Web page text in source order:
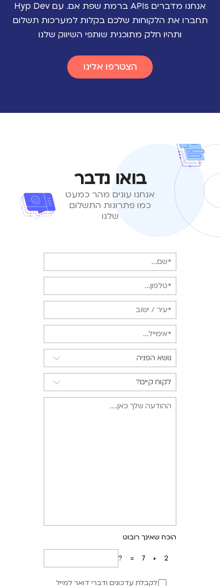
אנחנו מדברים APIs ברמת שפת אם.
עם Hyp Dev
תחברו את הלקוחות שלכם בקלות למערכות תשלום
ותהיו חלק מתוכנית שותפי השיווק שלנו
הצטרפו אלינו
הוכח שאינך רובוט
7+2=?
לקבלת עדכונים ודברי דואר למייל
בואו נדבר
אנחנו עונים מהר כמעט
כמו פתרונות התשלום
שלנו